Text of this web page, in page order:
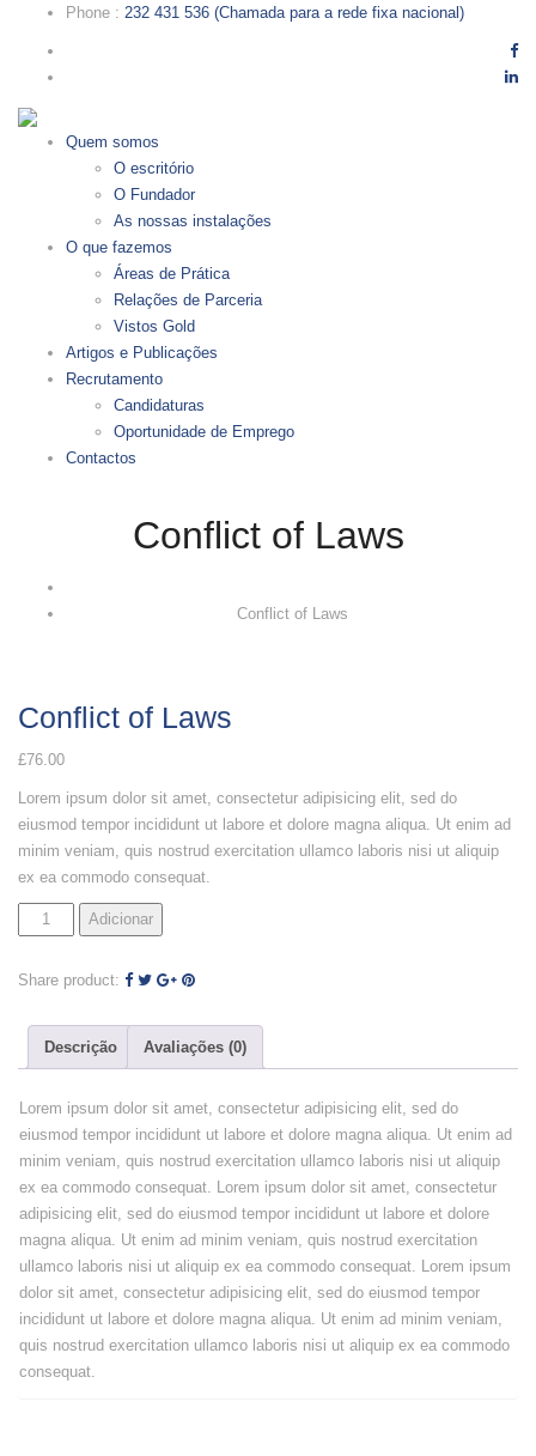
Phone : 232 431 536 (Chamada para a rede fixa nacional)
Quem somos
O escritório
O Fundador
As nossas instalações
O que fazemos
Áreas de Prática
Relações de Parceria
Vistos Gold
Artigos e Publicações
Recrutamento
Candidaturas
Oportunidade de Emprego
Contactos
Conflict of Laws
Conflict of Laws
Conflict of Laws
£76.00
Lorem ipsum dolor sit amet, consectetur adipisicing elit, sed do
eiusmod tempor incididunt ut labore et dolore magna aliqua. Ut enim ad
minim veniam, quis nostrud exercitation ullamco laboris nisi ut aliquip
ex ea commodo consequat.
Adicionar
Share product:
Descrição Avaliações (0)
Lorem ipsum dolor sit amet, consectetur adipisicing elit, sed do
eiusmod tempor incididunt ut labore et dolore magna aliqua. Ut enim ad
minim veniam, quis nostrud exercitation ullamco laboris nisi ut aliquip
ex ea commodo consequat. Lorem ipsum dolor sit amet, consectetur
adipisicing elit, sed do eiusmod tempor incididunt ut labore et dolore
magna aliqua. Ut enim ad minim veniam, quis nostrud exercitation
ullamco laboris nisi ut aliquip ex ea commodo consequat. Lorem ipsum
dolor sit amet, consectetur adipisicing elit, sed do eiusmod tempor
incididunt ut labore et dolore magna aliqua. Ut enim ad minim veniam,
quis nostrud exercitation ullamco laboris nisi ut aliquip ex ea commodo
consequat.